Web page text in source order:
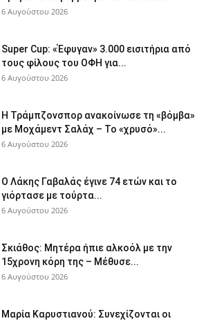
6 Αυγούστου 2026
Super Cup: «Έφυγαν» 3.000 εισιτήρια από
τους φίλους του ΟΦΗ για...
6 Αυγούστου 2026
Η Τράμπζονσπορ ανακοίνωσε τη «βόμβα»
με Μοχάμεντ Σαλάχ – Το «χρυσό»...
6 Αυγούστου 2026
Ο Λάκης Γαβαλάς έγινε 74 ετών και το
γιόρτασε με τούρτα...
6 Αυγούστου 2026
Σκιάθος: Μητέρα ήπιε αλκοόλ με την
15χρονη κόρη της – Μέθυσε...
6 Αυγούστου 2026
Μαρία Καρυστιανού: Συνεχίζονται οι